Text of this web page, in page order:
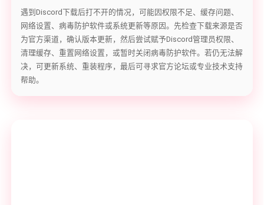
遇到Discord下载后打不开的情况，可能因权限不足、缓存问题、
网络设置、病毒防护软件或系统更新等原因。先检查下载来源是否
为官方渠道，确认版本更新，然后尝试赋予Discord管理员权限、
清理缓存、重置网络设置，或暂时关闭病毒防护软件。若仍无法解
决，可更新系统、重装程序，最后可寻求官方论坛或专业技术支持
帮助。